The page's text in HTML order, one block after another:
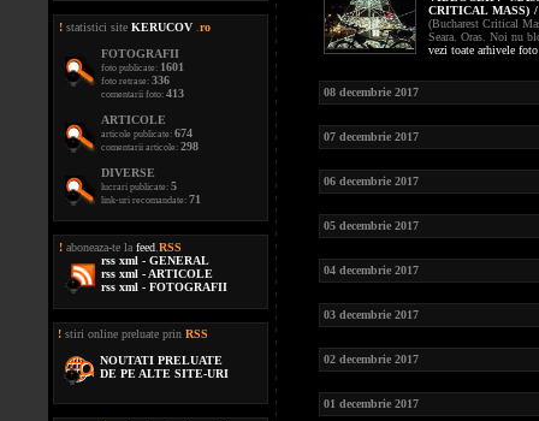
! statistici site KERUCOV ro
FOTOGRAFII
foto publicate: 1601
foto retrase: 336
comentarii foto: 413
ARTICOLE
articole publicate: 674
comentarii articole: 298
DIVERSE
lucrari publicate: 5
link-uri recomandate: 71
! aboneaza-te la feed RSS
rss xml - GENERAL
rss xml - ARTICOLE
rss xml - FOTOGRAFII
! stiri online preluate prin RSS
NOUTATI PRELUATE
DE PE ALTE SITE-URI
CRITICAL MASS)
(Bucharest Critical
Seara. Oras. Noi nu
vezi toate arhivele
08 decembrie 2017
07 decembrie 2017
06 decembrie 2017
05 decembrie 2017
04 decembrie 2017
03 decembrie 2017
02 decembrie 2017
01 decembrie 2017